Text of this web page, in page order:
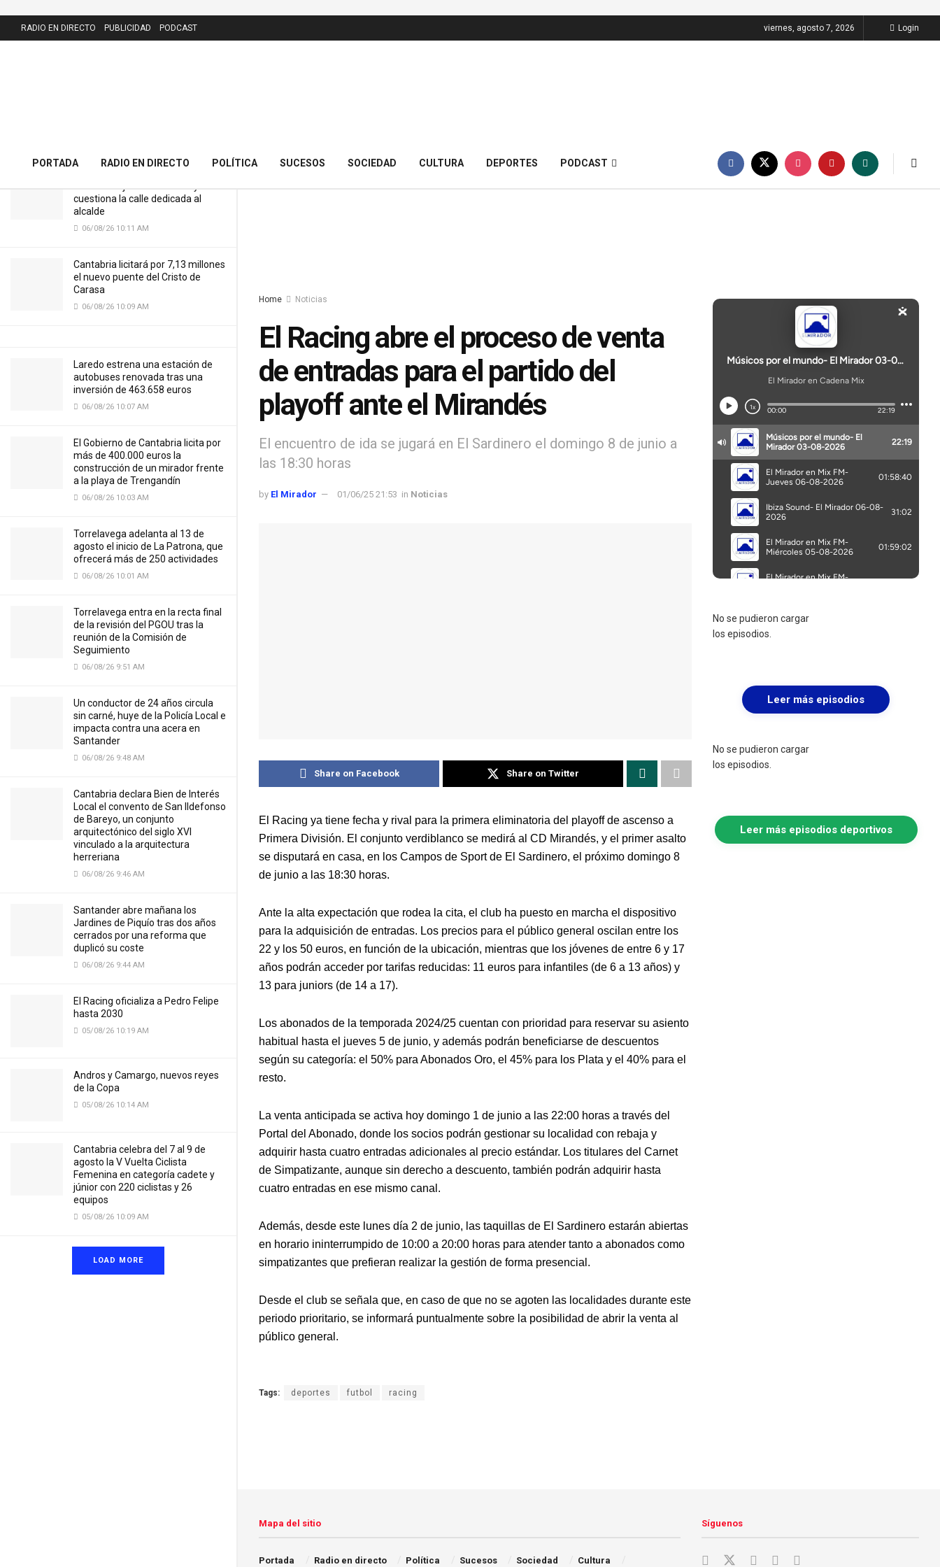
cuestiona la calle dedicada al
alcalde
06/08/26 10:11 AM
Cantabria licitará por 7,13 millones
el nuevo puente del Cristo de
Carasa
06/08/26 10:09 AM
Laredo estrena una estación de
autobuses renovada tras una
inversión de 463.658 euros
06/08/26 10:07 AM
El Gobierno de Cantabria licita por
más de 400.000 euros la
construcción de un mirador frente
a la playa de Trengandín
06/08/26 10:03 AM
Torrelavega adelanta al 13 de
agosto el inicio de La Patrona, que
ofrecerá más de 250 actividades
06/08/26 10:01 AM
Torrelavega entra en la recta final
de la revisión del PGOU tras la
reunión de la Comisión de
Seguimiento
06/08/26 9:51 AM
Un conductor de 24 años circula
sin carné, huye de la Policía Local e
impacta contra una acera en
Santander
06/08/26 9:48 AM
Cantabria declara Bien de Interés
Local el convento de San Ildefonso
de Bareyo, un conjunto
arquitectónico del siglo XVI
vinculado a la arquitectura
herreriana
06/08/26 9:46 AM
Santander abre mañana los
Jardines de Piquío tras dos años
cerrados por una reforma que
duplicó su coste
06/08/26 9:44 AM
El Racing oficializa a Pedro Felipe
hasta 2030
05/08/26 10:19 AM
Andros y Camargo, nuevos reyes
de la Copa
05/08/26 10:14 AM
Cantabria celebra del 7 al 9 de
agosto la V Vuelta Ciclista
Femenina en categoría cadete y
júnior con 220 ciclistas y 26
equipos
05/08/26 10:09 AM
LOAD MORE
RADIO EN DIRECTO PUBLICIDAD PODCAST viernes, agosto 7, 2026 Login
PORTADA RADIO EN DIRECTO POLÍTICA SUCESOS SOCIEDAD CULTURA DEPORTES PODCAST
Home Noticias
El Racing abre el proceso de venta
de entradas para el partido del
playoff ante el Mirandés
El encuentro de ida se jugará en El Sardinero el domingo 8 de junio a
las 18:30 horas
by El Mirador 01/06/25 21:53 in Noticias
Share on Facebook Share on Twitter
El Racing ya tiene fecha y rival para la primera eliminatoria del playoff de ascenso a
Primera División. El conjunto verdiblanco se medirá al CD Mirandés, y el primer asalto
se disputará en casa, en los Campos de Sport de El Sardinero, el próximo domingo 8
de junio a las 18:30 horas.
Ante la alta expectación que rodea la cita, el club ha puesto en marcha el dispositivo
para la adquisición de entradas. Los precios para el público general oscilan entre los
22 y los 50 euros, en función de la ubicación, mientras que los jóvenes de entre 6 y 17
años podrán acceder por tarifas reducidas: 11 euros para infantiles (de 6 a 13 años) y
13 para juniors (de 14 a 17).
Los abonados de la temporada 2024/25 cuentan con prioridad para reservar su asiento
habitual hasta el jueves 5 de junio, y además podrán beneficiarse de descuentos
según su categoría: el 50% para Abonados Oro, el 45% para los Plata y el 40% para el
resto.
La venta anticipada se activa hoy domingo 1 de junio a las 22:00 horas a través del
Portal del Abonado, donde los socios podrán gestionar su localidad con rebaja y
adquirir hasta cuatro entradas adicionales al precio estándar. Los titulares del Carnet
de Simpatizante, aunque sin derecho a descuento, también podrán adquirir hasta
cuatro entradas en ese mismo canal.
Además, desde este lunes día 2 de junio, las taquillas de El Sardinero estarán abiertas
en horario ininterrumpido de 10:00 a 20:00 horas para atender tanto a abonados como
simpatizantes que prefieran realizar la gestión de forma presencial.
Desde el club se señala que, en caso de que no se agoten las localidades durante este
periodo prioritario, se informará puntualmente sobre la posibilidad de abrir la venta al
público general.
Tags: deportes futbol racing
No se pudieron cargar
los episodios.
Leer más episodios
No se pudieron cargar
los episodios.
Leer más episodios deportivos
Mapa del sitio
Portada Radio en directo Política Sucesos Sociedad Cultura
Síguenos